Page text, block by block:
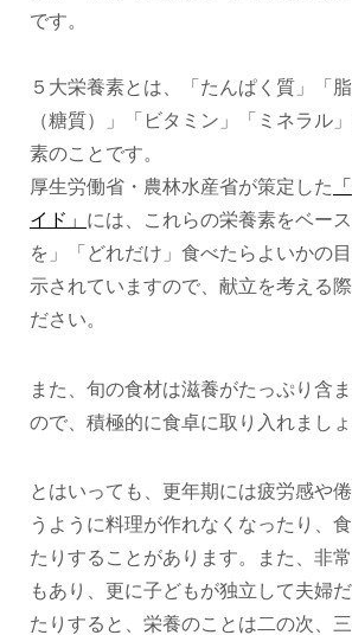
です。
５大栄養素とは、「たんぱく質」「
（糖質）」「ビタミン」「ミネラル
素のことです。
厚生労働省・農林水産省が策定した
「
イド」 には、これらの栄養素をベー
を」「どれだけ」食べたらよいかの
示されていますので、献立を考える
ださい。
また、旬の食材は滋養がたっぷり含
ので、積極的に食卓に取り入れましょ
とはいっても、更年期には疲労感や
うように料理が作れなくなったり、
たりすることがあります。また、非
もあり、更に子どもが独立して夫婦
たりすると、栄養のことは二の次、